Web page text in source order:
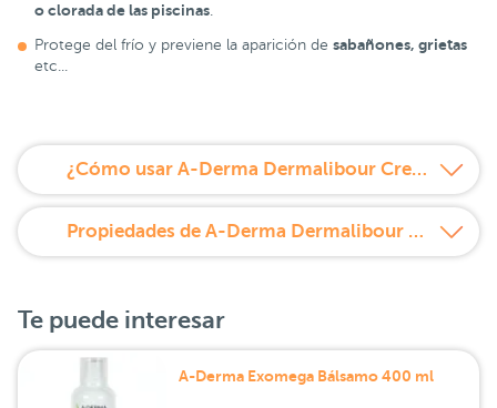
o clorada de las piscinas.
Protege del frío y previene la aparición de sabañones, grietas
etc...
¿Cómo usar A-Derma Dermalibour Crema Barrera 100 ml?
Propiedades de A-Derma Dermalibour Crema Barrera 100 ml
Te puede interesar
A-Derma Exomega Bálsamo 400 ml